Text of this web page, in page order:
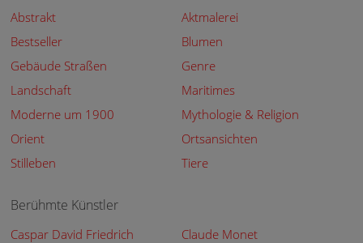
Abstrakt
Aktmalerei
Bestseller
Blumen
Gebäude Straßen
Genre
Landschaft
Maritimes
Moderne um 1900
Mythologie & Religion
Orient
Ortsansichten
Stilleben
Tiere
Berühmte Künstler
Caspar David Friedrich
Claude Monet